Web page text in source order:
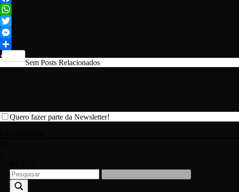
Facebook
WhatsApp
Twitter
Messenger
Sem Posts Relacionados
Quero fazer parte da Newsletter!